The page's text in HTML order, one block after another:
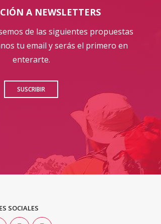
A NEWSLETTERS
de las siguientes propuestas
tu email y serás el primero en
enterarte.
SUSCRIBIR
SOCIALES